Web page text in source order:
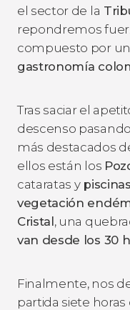
el sector de la
repondremos
compuesto por un
gastronomía
Tras saciar el
descenso
más destacados
ellos están los
cataratas y
vegetación
Cristal, una
van desde los 30
Finalmente, nos
partida siete